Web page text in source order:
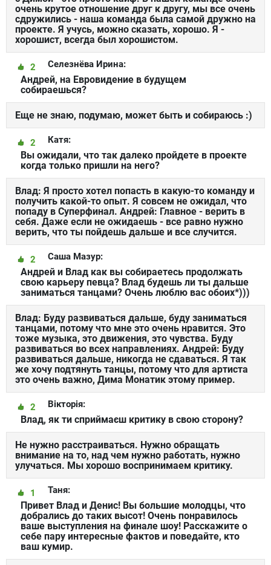
очень крутое отношение друг к другу, мы все очень
сдружились - наша команда была самой дружно на
проекте. Я учусь, можно сказать, хорошо. Я -
хорошист, всегда был хорошистом.
Селезнёва Ирина:
2
Андрей, на Евровидение в будущем
собираешься?
Еще не знаю, подумаю, может быть и собираюсь :)
Катя:
2
Вы ожидали, что так далеко пройдете в проекте
когда только пришли на него?
Влад: Я просто хотел попасть в какую-то команду и
получить какой-то опыт. Я совсем не ожидал, что
попаду в Суперфинал. Андрей: Главное - верить в
себя. Даже если не ожидаешь - все равно нужно
верить, что ты пойдешь дальше и все случится.
Саша Мазур:
2
Андрей и Влад как вы собираетесь продолжать
свою карьеру певца? Влад будешь ли ты дальше
заниматься танцами? Очень люблю вас обоих*)))
Влад: Буду развиваться дальше, буду заниматься
танцами, потому что мне это очень нравится. Это
тоже музыка, это движения, это чувства. Буду
развиваться во всех направлениях. Андрей: Буду
развиваться дальше, никогда не сдаваться. Я так
же хочу подтянуть танцы, потому что для артиста
это очень важно, Дима Монатик этому пример.
Вікторія:
2
Влад, як ти сприймаєш критику в свою сторону?
Не нужно расстраиваться. Нужно обращать
внимание на то, над чем нужно работать, нужно
улучаться. Мы хорошо воспринимаем критику.
Таня:
1
Привет Влад и Денис! Вы большие молодцы, что
добрались до таких высот! Очень понравилось
ваше выступления на финале шоу! Расскажите о
себе пару интересные фактов и поведайте, кто
ваш кумир.